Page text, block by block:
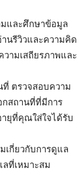
และศึกษาข้อมูล
นรีวิวและความคิด
ามเสถียรภาพและ
ที่ ตรวจสอบความ
กสถานที่ที่มีการ
ยุที่คุณใส่ใจได้รับ
เกี่ยวกับการดูแล
ที่เหมาะสม